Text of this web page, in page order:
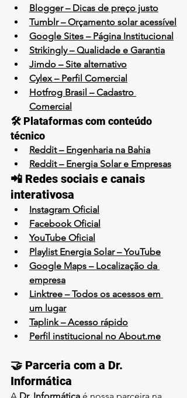
Blogger – Dicas de preço justo
Tumblr – Orçamento solar acessível
Google Sites – Página Institucional
Strikingly – Qualidade e Garantia
Jimdo – Site alternativo
Cylex – Perfil Comercial
Hotfrog Brasil – Cadastro
Comercial
🛠️ Plataformas com conteúdo
técnico
Reddit – Engenharia na Bahia
Reddit – Energia Solar e Empresas
📲 Redes sociais e canais
interativosa
Instagram Oficial
Facebook Oficial
YouTube Oficial
Playlist Energia Solar – YouTube
Google Maps – Localização da
empresa
Linktree – Todos os acessos em
um lugar
Taplink – Acesso rápido
Perfil institucional no About.me
🤝 Parceria com a Dr.
Informática